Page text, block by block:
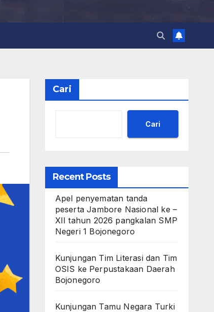
Cari
Cari
Recent Posts
Apel penyematan tanda
peserta Jambore Nasional ke –
XII tahun 2026 pangkalan SMP
Negeri 1 Bojonegoro
Kunjungan Tim Literasi dan Tim
OSIS ke Perpustakaan Daerah
Bojonegoro
Kunjungan Tamu Negara Turki